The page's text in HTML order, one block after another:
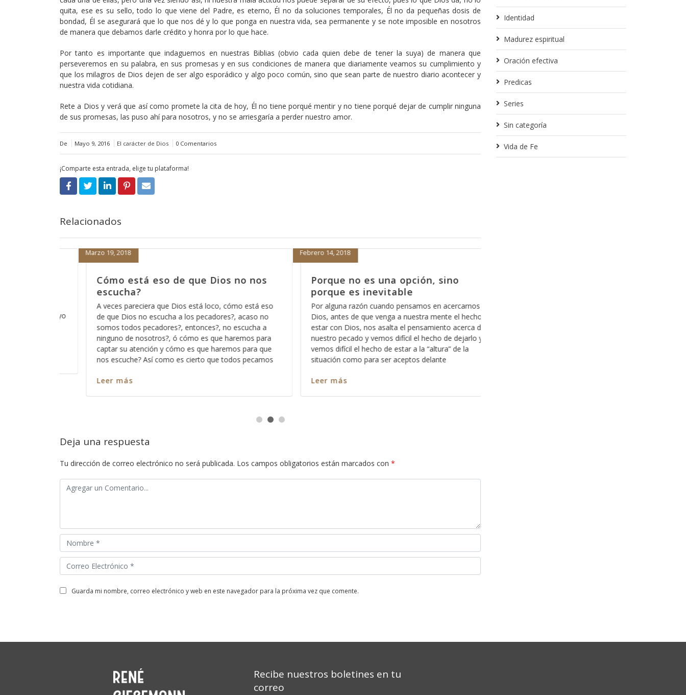
quita, ese es su sello, todo lo que viene del Padre, es eterno, Él no da soluciones temporales, Él no da pequeñas dosis de
bondad, Él se asegurará que lo que nos dé y lo que ponga en nuestra vida, sea permanente y se note imposible en nosotros
de manera que debamos darle crédito y honra por lo que hace.
Por tanto es importante que indaguemos en nuestras Biblias (obvio cada quien debe de tener la suya) de manera que
perseveremos en su palabra, en sus promesas y en sus condiciones de manera que diariamente veamos su cumplimiento y
que los milagros de Dios dejen de ser algo esporádico y algo poco común, sino que sean parte de nuestro diario acontecer y
nuestra vida cotidiana.
Rete a Dios y verá que así como promete la cita de hoy, Él no tiene porqué mentir y no tiene porqué dejar de cumplir ninguna
de sus promesas, las puso ahí para nosotros, y no se arriesgaría a perder nuestro amor.
De Mayo 9, 2016 El carácter de Dios 0 Comentarios
¡Comparte esta entrada, elige tu plataforma!
Relacionados
acaso no
Porque no es una opción, sino
porque es inevitable
Febrero 14, 2018
Por alguna razón cuando pensamos en acercarnos a
Dios, antes de que venga a nuestra mente el hecho de
estar con Dios, nos asalta el pensamiento acerca de
nuestro pecado y vemos difícil el hecho de dejarlo y
vemos difícil el hecho de estar a la “altura” de la
situación como para ser aceptos delante
Leer más
Para partir de donde nos quedamos
Febrero 13, 2018
Creo que en algunas ocasiones ya he tocado este
tema, pero creo que es importante que lo tomemos en
cuenta, ya que es parte fundamental de nuestra fe y de
la manera en la que nos relacionamos con Dios y de lo
que le quiero hablar es del hecho de cuantas veces nos
“arrepentimos” de
Deja una respuesta
Tu dirección de correo electrónico no será publicada. Los campos obligatorios están marcados con *
guarda mi nombre, correo electrónico y web en este navegador para la próxima vez que comente.
Identidad
Madurez espiritual
Oración efectiva
Predicas
Series
Sin categoría
Vida de Fe
Recibe nuestros boletines en tu
correo